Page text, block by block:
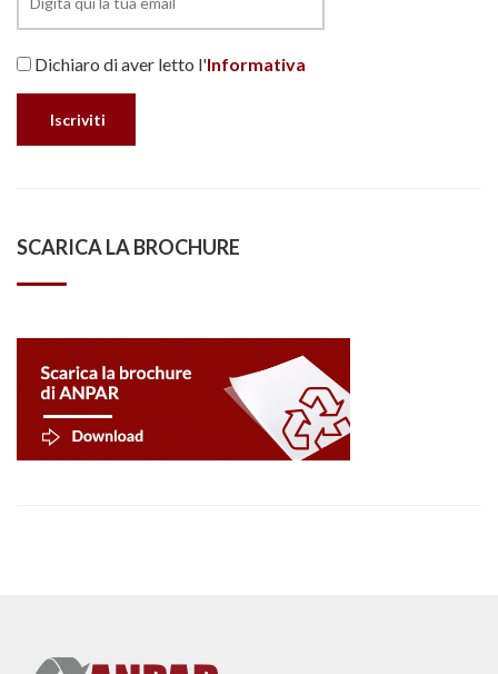
Dichiaro di aver letto l'Informativa
SCARICA LA BROCHURE